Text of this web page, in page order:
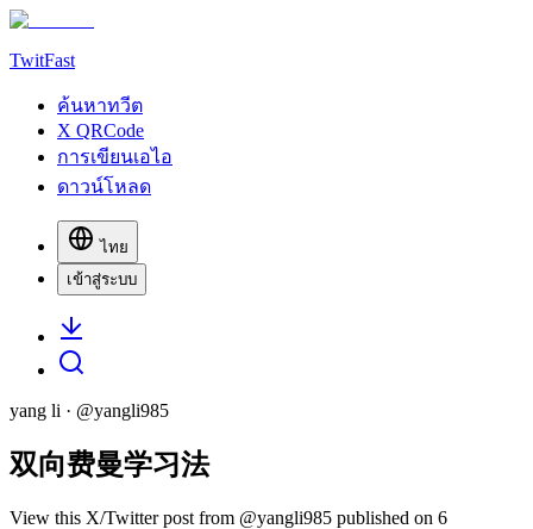
TwitFast
ค้นหาทวีต
X QRCode
การเขียนเอไอ
ดาวน์โหลด
ไทย
เข้าสู่ระบบ
yang li · @yangli985
双向费曼学习法
View this X/Twitter post from @yangli985 published on 6